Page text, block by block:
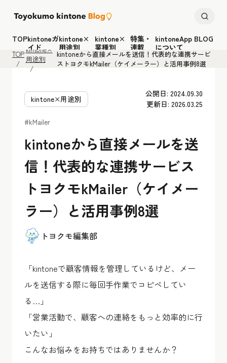
TOPkintoneガ
イド
kintone×
用途別
kintone×
業種別
特集・
連載
kintoneApp BLOG
について
TOP kintone×
用途別
kintoneから直接メールを送信！代表的な連携サービ
ストヨクモkMailer（ケイメーラー）と活用事例8選
kintone×用途別
公開日: 2024.09.30
更新日: 2026.03.25
#kMailer
kintoneから直接メールを送
信！代表的な連携サービス
トヨクモkMailer（ケイメー
ラー）と活用事例8選
トヨクモ編集部
「kintoneで顧客情報を管理しているけど、メー
ルを送信する際に毎回手作業でコピペしてい
る…」
「営業活動で、顧客への連絡をもっと効率的に行
いたい」
こんなお悩みをお持ちではありませんか？